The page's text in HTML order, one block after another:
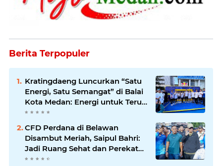
Berita Terpopuler
Kratingdaeng Luncurkan “Satu
Energi, Satu Semangat” di Balai
Kota Medan: Energi untuk Terus
Bergerak Maju
CFD Perdana di Belawan
Disambut Meriah, Saipul Bahri:
Jadi Ruang Sehat dan Perekat
Kebersamaan Warga Medan